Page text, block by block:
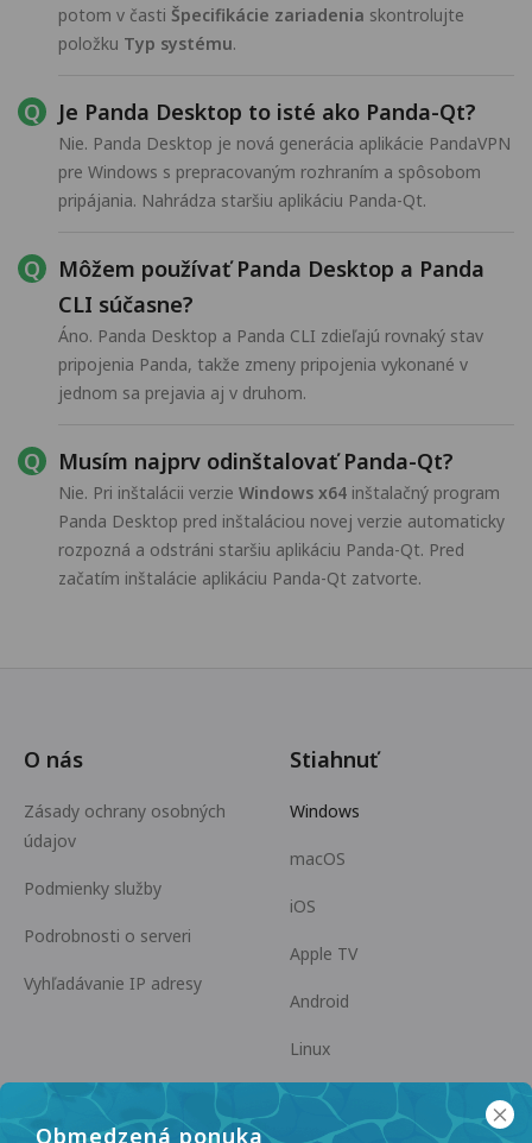
potom v časti Špecifikácie zariadenia skontrolujte
položku Typ systému.
Je Panda Desktop to isté ako Panda-Qt?
Nie. Panda Desktop je nová generácia aplikácie PandaVPN
pre Windows s prepracovaným rozhraním a spôsobom
pripájania. Nahrádza staršiu aplikáciu Panda-Qt.
Môžem používať Panda Desktop a Panda
CLI súčasne?
Áno. Panda Desktop a Panda CLI zdieľajú rovnaký stav
pripojenia Panda, takže zmeny pripojenia vykonané v
jednom sa prejavia aj v druhom.
Musím najprv odinštalovať Panda-Qt?
Nie. Pri inštalácii verzie Windows x64 inštalačný program
Panda Desktop pred inštaláciou novej verzie automaticky
rozpozná a odstráni staršiu aplikáciu Panda-Qt. Pred
začatím inštalácie aplikáciu Panda-Qt zatvorte.
Obmedzená ponuka
O nás
Zásady ochrany osobných
údajov
Podmienky služby
Podrobnosti o serveri
Vyhľadávanie IP adresy
Stiahnuť
Windows
macOS
iOS
Apple TV
Android
Linux
Android TV